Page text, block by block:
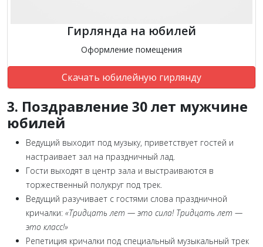
Гирлянда на юбилей
Оформление помещения
Скачать юбилейную гирлянду
3. Поздравление 30 лет мужчине
юбилей
Ведущий выходит под музыку, приветствует гостей и
настраивает зал на праздничный лад.
Гости выходят в центр зала и выстраиваются в
торжественный полукруг под трек.
Ведущий разучивает с гостями слова праздничной
кричалки: «Тридцать лет — это сила! Тридцать лет —
это класс!»
Репетиция кричалки под специальный музыкальный трек